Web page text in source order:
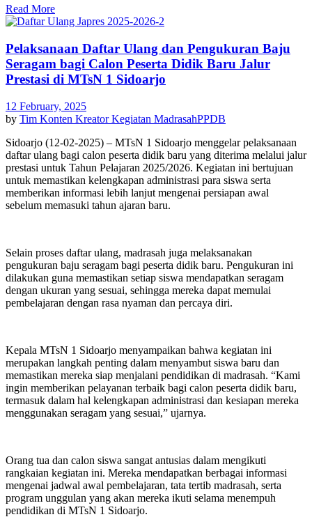
Read More
Pelaksanaan Daftar Ulang dan Pengukuran Baju
Seragam bagi Calon Peserta Didik Baru Jalur
Prestasi di MTsN 1 Sidoarjo
12 February, 2025
by Tim Konten KreatorKegiatan MadrasahPPDB
Sidoarjo (12-02-2025) – MTsN 1 Sidoarjo menggelar pelaksanaan
daftar ulang bagi calon peserta didik baru yang diterima melalui jalur
prestasi untuk Tahun Pelajaran 2025/2026. Kegiatan ini bertujuan
untuk memastikan kelengkapan administrasi para siswa serta
memberikan informasi lebih lanjut mengenai persiapan awal
sebelum memasuki tahun ajaran baru.
Selain proses daftar ulang, madrasah juga melaksanakan
pengukuran baju seragam bagi peserta didik baru. Pengukuran ini
dilakukan guna memastikan setiap siswa mendapatkan seragam
dengan ukuran yang sesuai, sehingga mereka dapat memulai
pembelajaran dengan rasa nyaman dan percaya diri.
Kepala MTsN 1 Sidoarjo menyampaikan bahwa kegiatan ini
merupakan langkah penting dalam menyambut siswa baru dan
memastikan mereka siap menjalani pendidikan di madrasah. “Kami
ingin memberikan pelayanan terbaik bagi calon peserta didik baru,
termasuk dalam hal kelengkapan administrasi dan kesiapan mereka
menggunakan seragam yang sesuai,” ujarnya.
Orang tua dan calon siswa sangat antusias dalam mengikuti
rangkaian kegiatan ini. Mereka mendapatkan berbagai informasi
mengenai jadwal awal pembelajaran, tata tertib madrasah, serta
program unggulan yang akan mereka ikuti selama menempuh
pendidikan di MTsN 1 Sidoarjo.